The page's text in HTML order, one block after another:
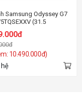
G-
Samsung Odyssey G7
(31.5
VA/240Hz/1ms/350nits/
10.490.000đ)